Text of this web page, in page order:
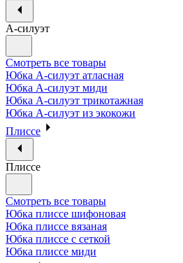
А-силуэт
Смотреть все товары
Юбка А-силуэт атласная
Юбка А-силуэт миди
Юбка А-силуэт трикотажная
Юбка А-силуэт из экокожи
Плиссе
Плиссе
Смотреть все товары
Юбка плиссе шифоновая
Юбка плиссе вязаная
Юбка плиссе с сеткой
Юбка плиссе миди